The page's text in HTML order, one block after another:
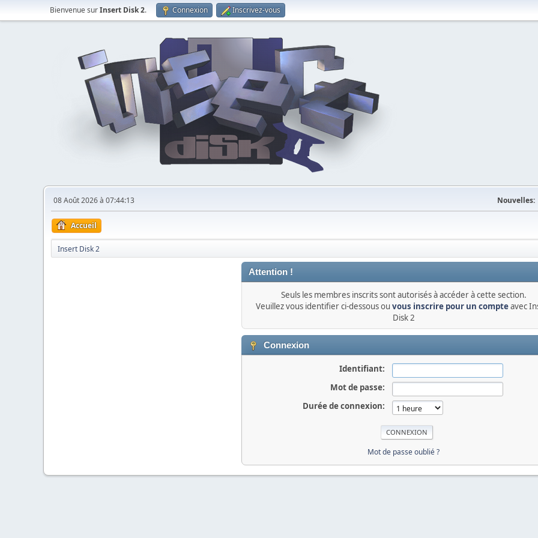
Bienvenue surInsert Disk 2. Connexion Inscrivez-vous
08 Août 2026 à 07:44:13 Nouvelles:
Accueil
Insert Disk 2
Attention !
Seuls les membres inscrits sont autorisés à accéder à cette section.
Veuillez vous identifier ci-dessous ou vous inscrire pour un compteavec
Disk 2
Connexion
Identifiant:
Mot de passe:
Durée de connexion:
Mot de passe oublié ?